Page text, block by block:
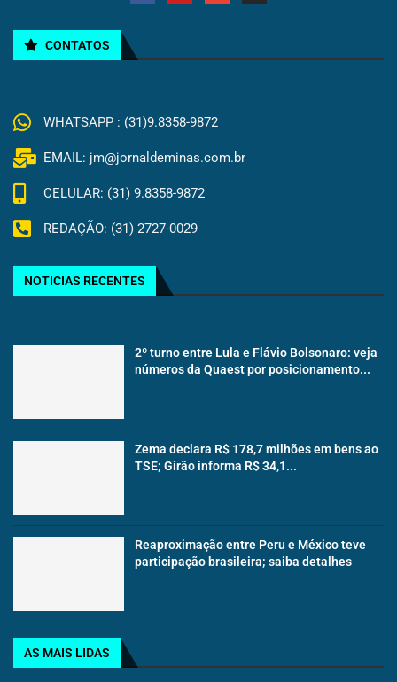
CONTATOS
WHATSAPP : (31)9.8358-9872
EMAIL: jm@jornaldeminas.com.br
CELULAR: (31) 9.8358-9872
REDAÇÃO: (31) 2727-0029
NOTICIAS RECENTES
2º turno entre Lula e Flávio Bolsonaro: veja
números da Quaest por posicionamento...
Zema declara R$ 178,7 milhões em bens ao
TSE; Girão informa R$ 34,1...
Reaproximação entre Peru e México teve
participação brasileira; saiba detalhes
AS MAIS LIDAS